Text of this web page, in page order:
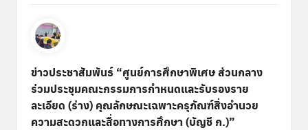
ข่าวประชาสัมพันธ์ “ศูนย์การศึกษาพิเศษ ส่วนกลาง
ร่วมประชุมคณะกรรมการกำหนดและรับรองราย
ละเอียด (ร่าง) คุณลักษณะเฉพาะครุภัณฑ์สิ่งอำนวย
ความสะดวกและสื่อทางการศึกษา (บัญชี ก.)”